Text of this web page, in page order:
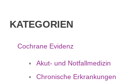
KATEGORIEN
Cochrane Evidenz
Akut- und Notfallmedizin
Chronische Erkrankungen